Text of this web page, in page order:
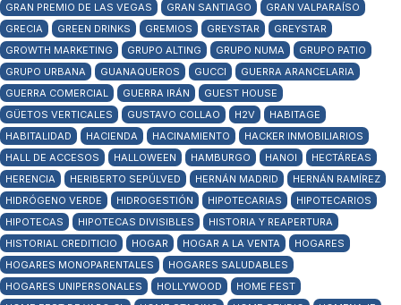
GRAN PREMIO DE LAS VEGAS
GRAN SANTIAGO
GRAN VALPARAÍSO
GRECIA
GREEN DRINKS GREMIOS GREYSTAR
GREYSTAR
GROWTH MARKETING
GRUPO ALTING GRUPO NUMA
GRUPO PATIO
GRUPO URBANA
GUANAQUEROS GUCCI
GUERRA ARANCELARIA
GUERRA COMERCIAL
GUERRA IRÁN
GUEST HOUSE
GÜETOS VERTICALES
GUSTAVO COLLAO H2V
HABITAGE
HABITALIDAD
HACIENDA HACINAMIENTO
HACKER INMOBILIARIOS
HALL DE ACCESOS
HALLOWEEN HAMBURGO HANOI
HECTÁREAS
HERENCIA
HERIBERTO SEPÚLVED HERNÁN MADRID
HERNÁN RAMÍREZ
HIDRÓGENO VERDE
HIDROGESTIÓN HIPOTECARIAS
HIPOTECARIOS
HIPOTECAS
HIPOTECAS DIVISIBLES
HISTORIA Y REAPERTURA
HISTORIAL CREDITICIO
HOGAR HOGAR A LA VENTA
HOGARES
HOGARES MONOPARENTALES
HOGARES SALUDABLES
HOGARES UNIPERSONALES
HOLLYWOOD
HOME FEST